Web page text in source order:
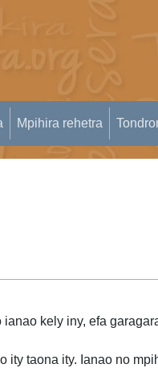
Mpihira rehetra
kely iny, efa
ity taona ity. Ianao no